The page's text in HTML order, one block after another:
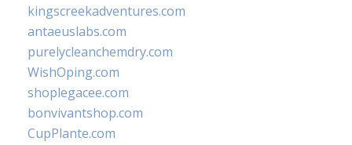
kingscreekadventures.com
antaeuslabs.com
purelycleanchemdry.com
WishOping.com
shoplegacee.com
bonvivantshop.com
CupPlante.com